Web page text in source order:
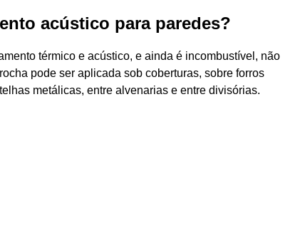
acústico para paredes?
térmico e acústico, e ainda é incombustível, não
pode ser aplicada sob coberturas, sobre forros
metálicas, entre alvenarias e entre divisórias.